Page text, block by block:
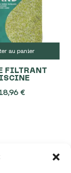
au panier
FILTRANT
€